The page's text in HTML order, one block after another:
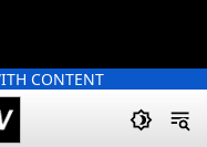
CONTENT